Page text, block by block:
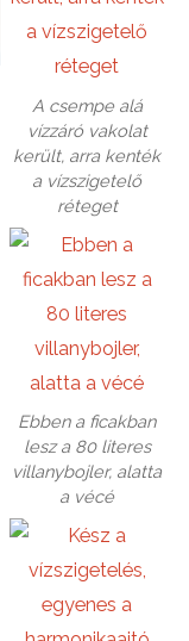
A csempe alá
vízzáró vakolat
került, arra kenték
a vízszigetelő
réteget
Ebben a ficakban
lesz a 80 literes
villanybojler, alatta
a vécé